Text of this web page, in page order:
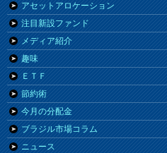
アセットアロケーション
注目新設ファンド
メディア紹介
趣味
ＥＴＦ
節約術
今月の分配金
ブラジル市場コラム
ニュース